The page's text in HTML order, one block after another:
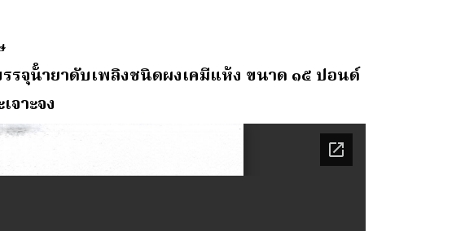
รรจุน้ํายาดับเพลิงชนิดผงเคมีแห้ง ขนาด ๑๕ ปอนด์
จาะจง